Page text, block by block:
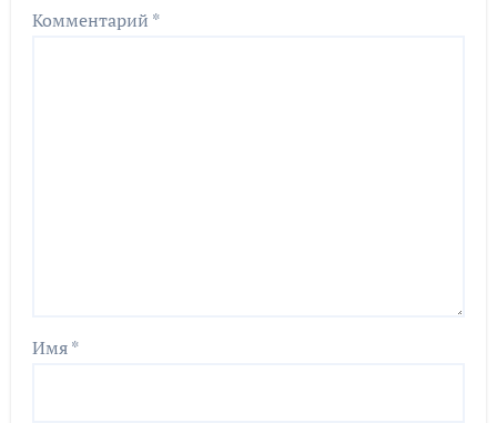
Комментарий *
Имя*